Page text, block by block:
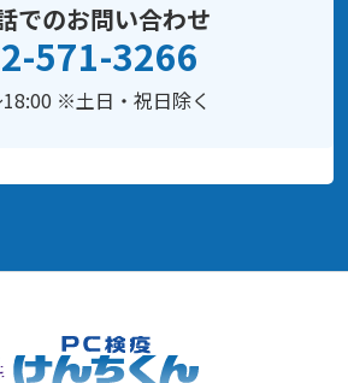
でのお問い合わせ
571-3266
※土日・祝日除く